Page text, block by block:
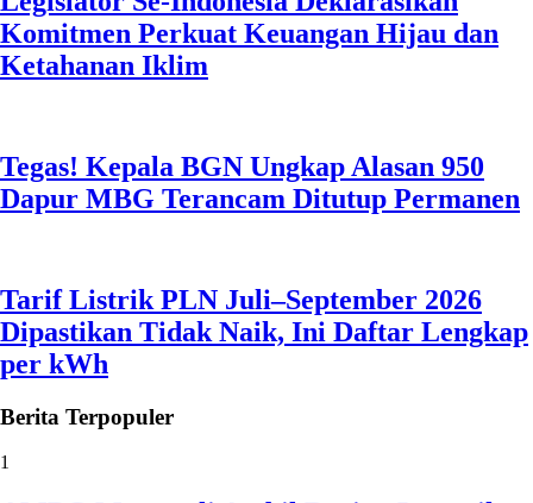
Komitmen Perkuat Keuangan Hijau dan
Ketahanan Iklim
Tegas! Kepala BGN Ungkap Alasan 950
Dapur MBG Terancam Ditutup Permanen
Tarif Listrik PLN Juli–September 2026
Dipastikan Tidak Naik, Ini Daftar Lengkap
per kWh
Berita Terpopuler
1